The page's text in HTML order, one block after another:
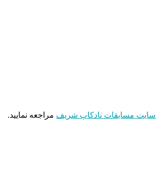
مسابقات نادکاپ شریف مراجعه نمایید.